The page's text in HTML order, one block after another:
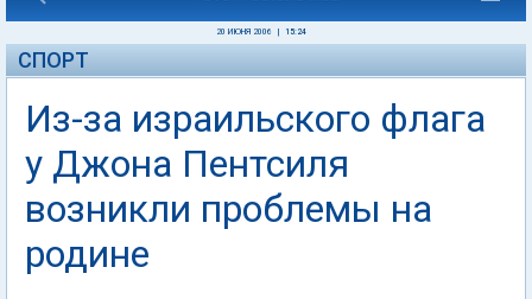
20 ИЮНЯ 2006 15:24
СПОРТ
Из-за израильского флага
у Джона Пентсиля
возникли проблемы на
родине